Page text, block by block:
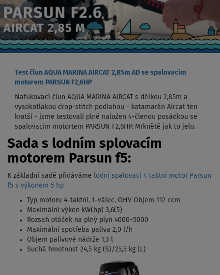
Test člun AQUA MARINA AIRCAT 2,85m AD se spalovacím
motorem PARSUN F2,6HP
Nafukovací člun AQUA MARINA AIRCAT s délkou 2,85m a
vysokotlakou drop-stitch podlahou - katamarán Aircat ten
kratší - jsme testovali plně naložen 4-členou posádkou se
spalovacím motortem PARSUN F2,6HP. Mrknětě jak to jelo.
Sada s lodním splovacím
motorem Parsun f5:
K základní sadě přidáváme
lodní spalovací 4 taktní motor Parsun
f5 s výkonem 5 hp
Typ motoru 4-taktní, 1-válec, OHV Objem 112 ccm
Maximální výkon kW(hp) 3,6(5)
Rozsah otáček na plný plyn 4000~5000
Maximální spotřeba paliva 2,0 l/h
Objem palivové nádrže 1,3 l
Suchá hmotnost 24,5 kg (S)/25,5 kg (L)